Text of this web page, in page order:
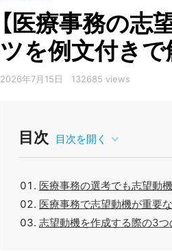
【医療事務の志
ツを例文付き
2026年7月15日 132685 views
目次 目次を開く
医療事務の選考でも志望動
医療事務で志望動機が重要
志望動機を作成する際の3つ